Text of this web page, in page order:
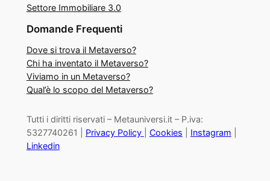
Settore Immobiliare 3.0
Domande Frequenti
Dove si trova il Metaverso?
Chi ha inventato il Metaverso?
Viviamo in un Metaverso?
Qual’è lo scopo del Metaverso?
Tutti i diritti riservati – Metauniversi.it – P.iva:
5327740261 | Privacy Policy Cookies Instagram
Linkedin